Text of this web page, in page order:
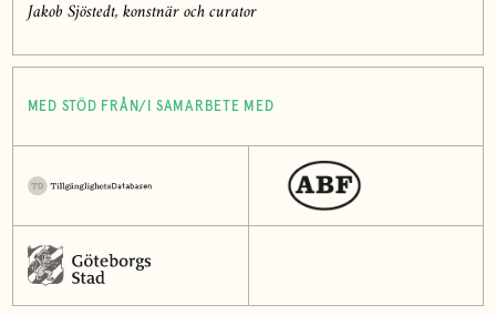
Jakob Sjöstedt, konstnär och curator
MED STÖD FRÅN/I SAMARBETE MED